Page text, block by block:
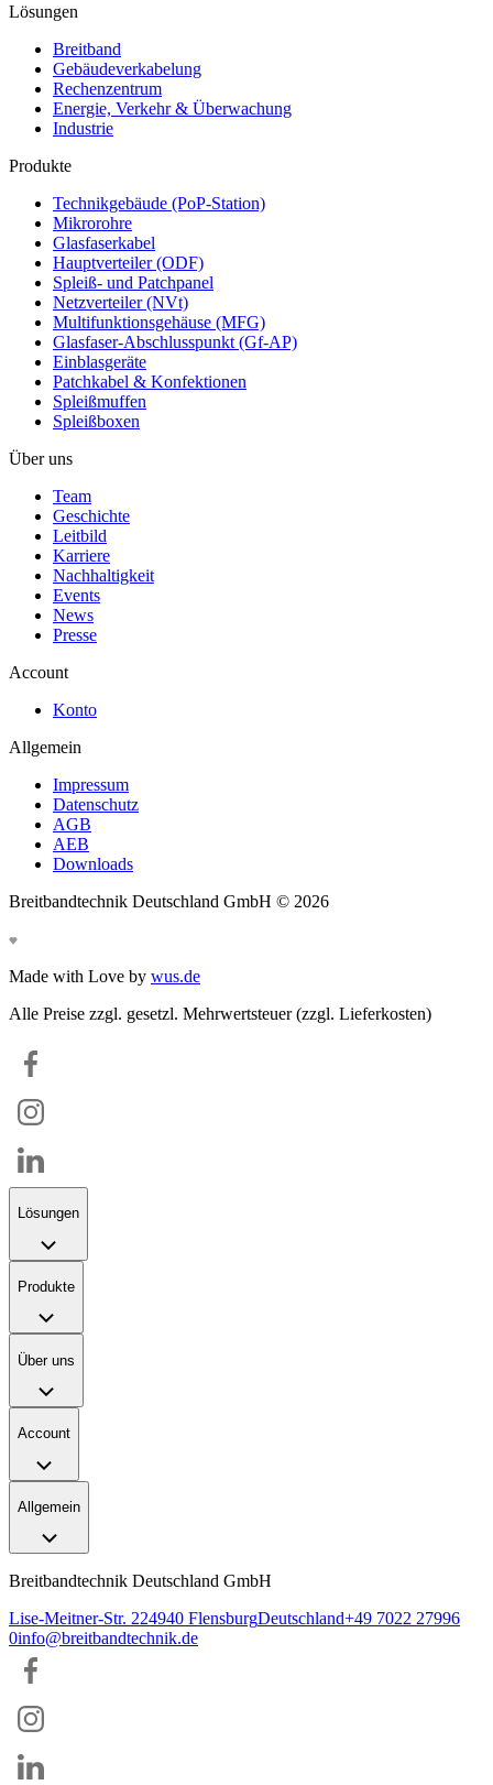
Lösungen
Breitband
Gebäudeverkabelung
Rechenzentrum
Energie, Verkehr & Überwachung
Industrie
Produkte
Technikgebäude (PoP-Station)
Mikrorohre
Glasfaserkabel
Hauptverteiler (ODF)
Spleiß- und Patchpanel
Netzverteiler (NVt)
Multifunktionsgehäuse (MFG)
Glasfaser-Abschlusspunkt (Gf-AP)
Einblasgeräte
Patchkabel & Konfektionen
Spleißmuffen
Spleißboxen
Über uns
Team
Geschichte
Leitbild
Karriere
Nachhaltigkeit
Events
News
Presse
Account
Konto
Allgemein
Impressum
Datenschutz
AGB
AEB
Downloads
Breitbandtechnik Deutschland GmbH © 2026
Made with Love by wus.de
Alle Preise zzgl. gesetzl. Mehrwertsteuer (zzgl. Lieferkosten)
Lösungen
Produkte
Über uns
Account
Allgemein
Breitbandtechnik Deutschland GmbH
Lise-Meitner-Str. 224940 FlensburgDeutschland+49 7022 27996
0info@breitbandtechnik.de